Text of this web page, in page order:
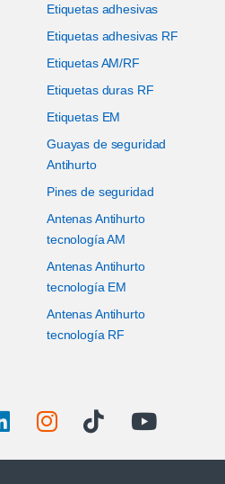
Etiquetas adhesivas
Etiquetas adhesivas RF
Etiquetas AM/RF
Etiquetas duras RF
Etiquetas EM
Guayas de seguridad
Antihurto
Pines de seguridad
Antenas Antihurto
tecnología AM
Antenas Antihurto
tecnología EM
Antenas Antihurto
tecnología RF